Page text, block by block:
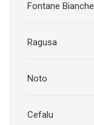
Fontane Bianche
Ragusa
Noto
Cefalu